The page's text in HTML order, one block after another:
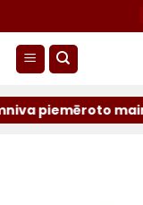
to
content
mainīgo